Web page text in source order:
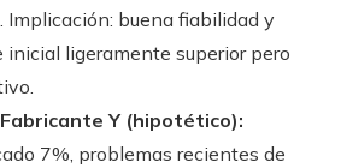
Implicación: buena fiabilidad y
inicial ligeramente superior pero
Y (hipotético):
7%, problemas recientes de